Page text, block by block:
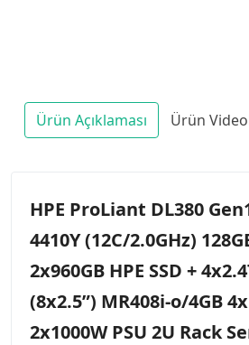
Ürün Açıklaması Ürün
HPE ProLiant DL380
4410Y (12C/2.0GHz)
2x960GB HPE SSD +
(8x2.5”) MR408i-o/4GB
2x1000W PSU 2U Rack